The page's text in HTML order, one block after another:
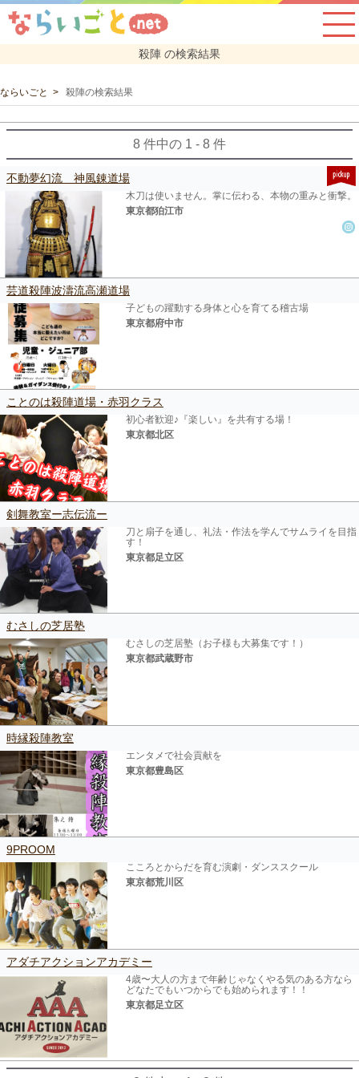
殺陣 の検索結果
ならいごと 殺陣の検索結果
8 件中の 1 - 8 件
不動夢幻流 神風錬道場
木刀は使いません。掌に伝わる、本物の重みと衝撃。
東京都狛江市
芸道殺陣波濤流高瀬道場
子どもの躍動する身体と心を育てる稽古場
東京都府中市
ことのは殺陣道場・赤羽クラス
初心者歓迎♪『楽しい』を共有する場！
東京都北区
剣舞教室ー志伝流ー
刀と扇子を通し、礼法・作法を学んでサムライを目指
す！
東京都足立区
むさしの芝居塾
むさしの芝居塾（お子様も大募集です！）
東京都武蔵野市
時縁殺陣教室
エンタメで社会貢献を
東京都豊島区
9PROOM
こころとからだを育む演劇・ダンススクール
東京都荒川区
アダチアクションアカデミー
4歳〜大人の方まで年齢じゃなくやる気のある方なら
どなたでもいつからでも始められます！！
東京都足立区